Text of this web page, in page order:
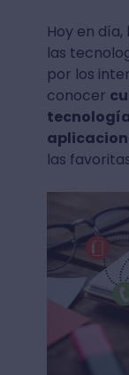
Hoy en día,
las
por los
conocer
las